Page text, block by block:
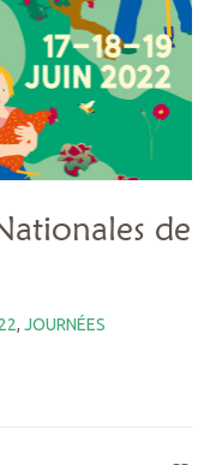
de
, JOURNÉES